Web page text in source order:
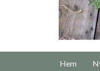
Hem